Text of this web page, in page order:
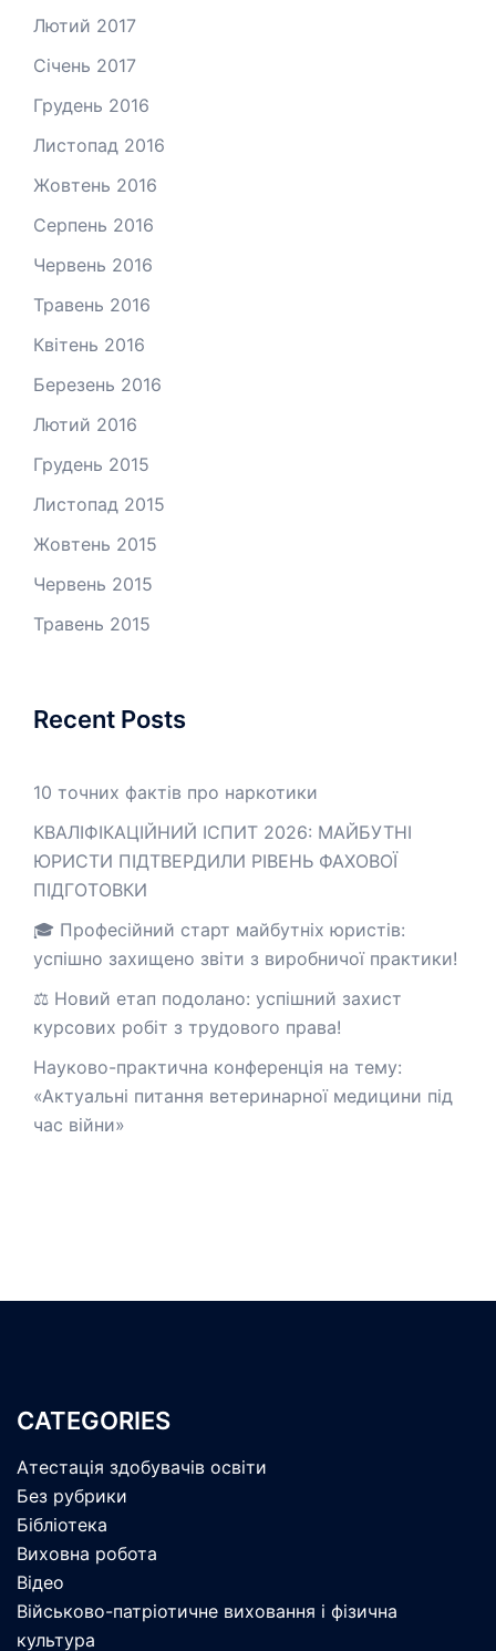
Лютий 2017
Січень 2017
Грудень 2016
Листопад 2016
Жовтень 2016
Серпень 2016
Червень 2016
Травень 2016
Квітень 2016
Березень 2016
Лютий 2016
Грудень 2015
Листопад 2015
Жовтень 2015
Червень 2015
Травень 2015
Recent Posts
10 точних фактів про наркотики
КВАЛІФІКАЦІЙНИЙ ІСПИТ 2026: МАЙБУТНІ
ЮРИСТИ ПІДТВЕРДИЛИ РІВЕНЬ ФАХОВОЇ
ПІДГОТОВКИ
🎓 Професійний старт майбутніх юристів:
успішно захищено звіти з виробничої практики!
⚖️ Новий етап подолано: успішний захист
курсових робіт з трудового права!
Науково-практична конференція на тему:
«Актуальні питання ветеринарної медицини під
час війни»
CATEGORIES
Атестація здобувачів освіти
Без рубрики
Бібліотека
Виховна робота
Відео
Військово-патріотичне виховання і фізична
культура